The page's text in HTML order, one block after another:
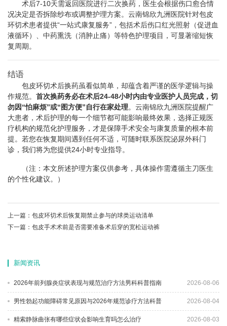
术后7-10天需返回医院进行二次换药，医生会根据伤口愈合情
况决定是否拆除纱布或调整护理方案。云南锦欣九洲医院针对包皮
环切术患者提供“一站式康复服务”，包括术后伤口红光照射（促进血
液循环）、中药熏洗（消肿止痛）等特色护理项目，可显著缩短恢
复周期。
结语
包皮环切术后换药虽看似简单，却蕴含着严谨的医学逻辑与操
作规范。 首次换药务必在术后24-48小时内由专业医护人员完成，切
勿因“怕麻烦”或“图方便”自行在家处理。云南锦欣九洲医院提醒广
大患者，术后护理的每一个细节都可能影响最终效果，选择正规医
疗机构的规范化护理服务，才是保障手术安全与康复质量的根本前
提。若您在恢复期间遇到任何不适，可随时联系医院泌尿外科门
诊，我们将为您提供24小时专业指导。
（注：本文所述护理方案仅供参考，具体操作需遵循主刀医生
的个性化建议。）
上一篇： 包皮环切术后恢复期禁止参与的球类运动清单
下一篇： 包皮手术术前是否需要准备术后穿的宽松运动裤
新闻资讯
2026年前列腺炎症状表现与规范治疗方法男科科普指南 2026-08-06
男性勃起功能障碍常见原因与2026年规范诊疗方法科普 2026-08-04
精索静脉曲张有哪些症状会影响生育吗怎么治疗 2026-08-03